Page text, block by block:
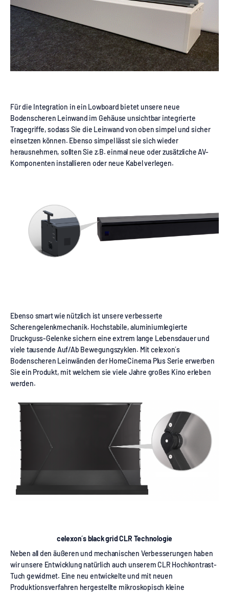
Für die Integration in ein Lowboard bietet unsere neue
Bodenscheren Leinwand im Gehäuse unsichtbar integrierte
Tragegriffe, sodass Sie die Leinwand von oben simpel und sicher
einsetzen können. Ebenso simpel lässt sie sich wieder
herausnehmen, sollten Sie z.B. einmal neue oder zusätzliche AV-
Komponenten installieren oder neue Kabel verlegen.
Ebenso smart wie nützlich ist unsere verbesserte
Scherengelenkmechanik. Hochstabile, aluminiumlegierte
Druckguss-Gelenke sichern eine extrem lange Lebensdauer und
viele tausende Auf/Ab Bewegungszyklen. Mit celexon´s
Bodenscheren Leinwänden der HomeCinema Plus Serie erwerben
Sie ein Produkt, mit welchem sie viele Jahre großes Kino erleben
werden.
celexon´s black grid CLR Technologie
Neben all den äußeren und mechanischen Verbesserungen haben
wir unsere Entwicklung natürlich auch unserem CLR Hochkontrast-
Tuch gewidmet. Eine neu entwickelte und mit neuen
Produktionsverfahren hergestellte mikroskopisch kleine